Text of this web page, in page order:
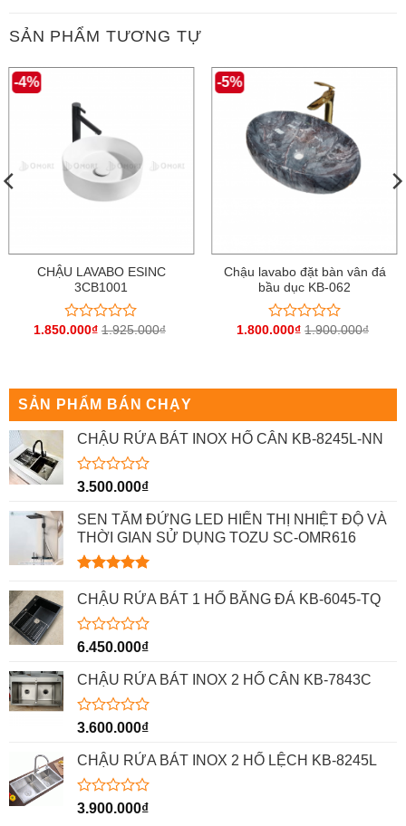
SẢN PHẨM TƯƠNG TỰ
-4%
CHẬU LAVABO ESINC
3CB1001
Được
5
sao
1.850.000₫ 1.925.000₫
-5%
Chậu lavabo đặt bàn vân đá
bầu dục KB-062
Được
5
1.800.000₫ 1.900.000₫
SẢN PHẨM BÁN CHẠY
CHẬU RỬA BÁT INOX HỐ CÂN KB-8245L-NN
Được
hạng
0
5
sao
3.500.000₫
SEN TẮM ĐỨNG LED HIỂN THỊ NHIỆT ĐỘ VÀ
THỜI GIAN SỬ DỤNG TOZU SC-OMR616
hạng 5.00
CHẬU RỬA BÁT 1 HỐ BẰNG ĐÁ KB-6045-TQ
Được
hạng
0
5
6.450.000₫
CHẬU RỬA BÁT INOX 2 HỐ CÂN KB-7843C
Được
hạng
0
5
3.600.000₫
CHẬU RỬA BÁT INOX 2 HỐ LỆCH KB-8245L
Được
3.900.000₫